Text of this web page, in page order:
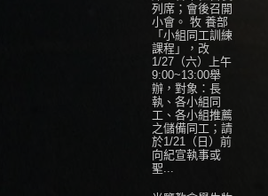
列席；會後召開
小會。 牧 養部
「小組同工訓練
課程」，改
1/27（六）上午
9:00~13:00舉
辦，對象：長
執、各小組同
工、各小組推薦
之儲備同工；請
於1/21（日）前
向紀宣執事或
聖...